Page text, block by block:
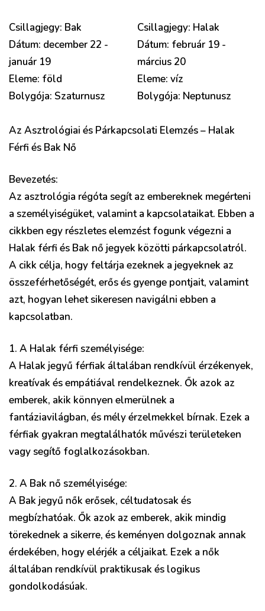
Csillagjegy: Bak
Dátum: december 22 -
január 19
Eleme: föld
Bolygója: Szaturnusz
Csillagjegy: Halak
Dátum: február 19 -
március 20
Eleme: víz
Bolygója: Neptunusz
Az Asztrológiai és Párkapcsolati Elemzés – Halak
Férfi és Bak Nő
Bevezetés:
Az asztrológia régóta segít az embereknek megérteni
a személyiségüket, valamint a kapcsolataikat. Ebben a
cikkben egy részletes elemzést fogunk végezni a
Halak férfi és Bak nő jegyek közötti párkapcsolatról.
A cikk célja, hogy feltárja ezeknek a jegyeknek az
összeférhetőségét, erős és gyenge pontjait, valamint
azt, hogyan lehet sikeresen navigálni ebben a
kapcsolatban.
1. A Halak férfi személyisége:
A Halak jegyű férfiak általában rendkívül érzékenyek,
kreatívak és empátiával rendelkeznek. Ők azok az
emberek, akik könnyen elmerülnek a
fantáziavilágban, és mély érzelmekkel bírnak. Ezek a
férfiak gyakran megtalálhatók művészi területeken
vagy segítő foglalkozásokban.
2. A Bak nő személyisége:
A Bak jegyű nők erősek, céltudatosak és
megbízhatóak. Ők azok az emberek, akik mindig
törekednek a sikerre, és keményen dolgoznak annak
érdekében, hogy elérjék a céljaikat. Ezek a nők
általában rendkívül praktikusak és logikus
gondolkodásúak.